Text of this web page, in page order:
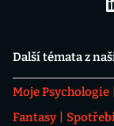
Další témata z
Moje Psychologie
Fantasy